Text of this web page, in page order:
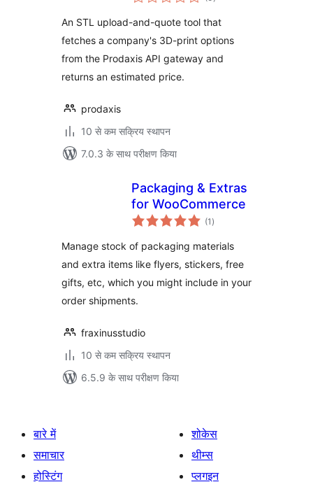
An STL upload-and-quote tool that
fetches a company's 3D-print options
from the Prodaxis API gateway and
returns an estimated price.
prodaxis
10 से कम सक्रिय स्थापन
7.0.3 के साथ परीक्षण किया
Packaging & Extras
for WooCommerce
(1 कुल
दर)
Manage stock of packaging materials
and extra items like flyers, stickers, free
gifts, etc, which you might include in your
order shipments.
fraxinusstudio
10 से कम सक्रिय स्थापन
6.5.9 के साथ परीक्षण किया
बारे में
समाचार
होस्टिंग
शोकेस
थीम्स
प्लगइन